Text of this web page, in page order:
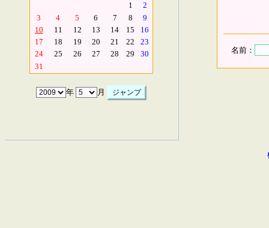
1
2
3
4 5 6 7 8
9
10
11 12 13 14 15
16
17
18 19 20 21 22
23
24
25 26 27 28 29
30
31
年 月
名前：